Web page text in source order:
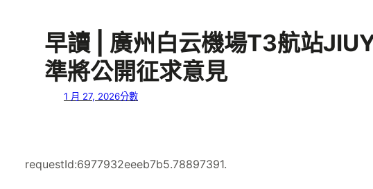
早讀 | 廣州白云機場T3航站
準將公開征求意見
1 月 27, 2026分數
requestId:6977932eeeb7b5.78897391.